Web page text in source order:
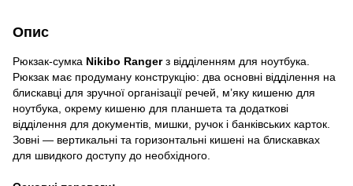
Опис
Рюкзак-сумка Nikibo Rangerз відділенням для ноутбука.
Рюкзак має продуману конструкцію: два основні відділення на
блискавці для зручної організації речей, м’яку кишеню для
ноутбука, окрему кишеню для планшета та додаткові
відділення для документів, мишки, ручок і банківських карток.
Зовні — вертикальні та горизонтальні кишені на блискавках
для швидкого доступу до необхідного.